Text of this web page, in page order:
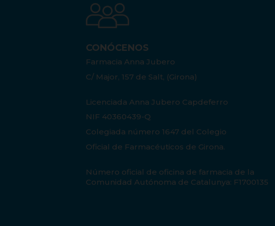
CONÓCENOS
Farmacia Anna Jubero
C/ Major, 157 de Salt, (Girona)
Licenciada Anna Jubero Capdeferro
NIF 40360439-Q
Colegiada número 1647 del Colegio
Oficial de Farmacéuticos de Girona.
Número oficial de oficina de farmacia de la
Comunidad Autónoma de Catalunya: F1700135